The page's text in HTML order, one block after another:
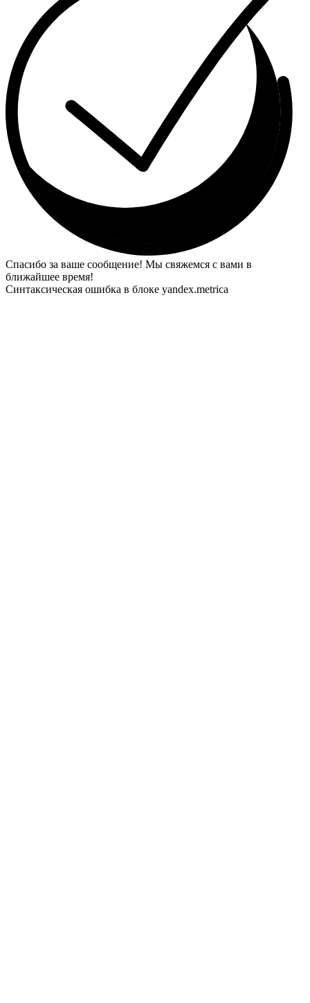
Спасибо за ваше сообщение! Мы свяжемся с вами в
ближайшее время!
Синтаксическая ошибка в блоке yandex.metrica